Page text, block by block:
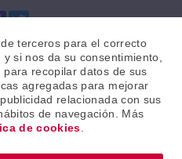
de l'advocacia de Girona
legal
terceros para el correcto
si nos da su consentimiento,
recopilar datos de sus
agregadas para mejorar
relacionada con sus
de navegación. Más
de cookies